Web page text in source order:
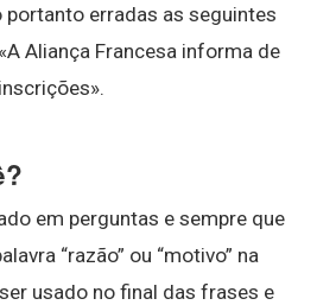
portanto erradas as seguintes
Aliança Francesa informa de
em perguntas e sempre que
“razão” ou “motivo” na
usado no final das frases e